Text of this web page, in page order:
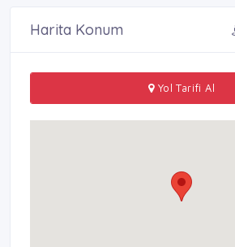
Harita Konum
Yol Tarifi Al